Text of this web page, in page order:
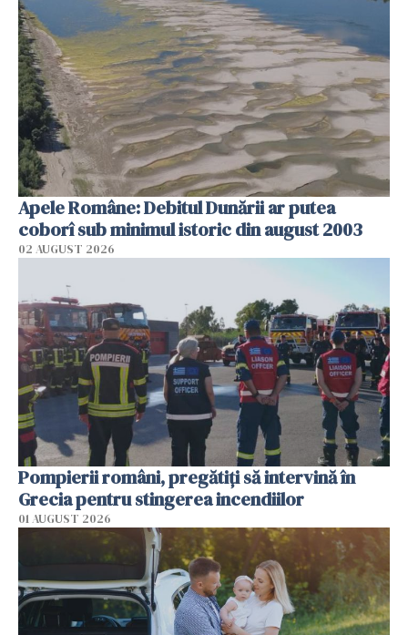
Apele Române: Debitul Dunării ar putea
coborî sub minimul istoric din august 2003
02 AUGUST 2026
Pompierii români, pregătiţi să intervină în
Grecia pentru stingerea incendiilor
01 AUGUST 2026